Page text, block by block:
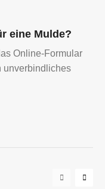
eine Mulde?
Online-Formular
unverbindliches